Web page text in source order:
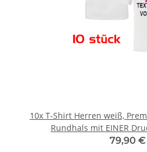
10x T-Shirt Herren weiß,
Rundhals mit EINER
79,90 €